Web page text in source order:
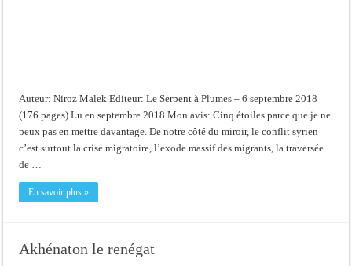
Auteur: Niroz Malek Editeur: Le Serpent à Plumes – 6 septembre 2018
(176 pages) Lu en septembre 2018 Mon avis: Cinq étoiles parce que je ne
peux pas en mettre davantage. De notre côté du miroir, le conflit syrien
c’est surtout la crise migratoire, l’exode massif des migrants, la traversée
de …
En savoir plus »
Akhénaton le renégat